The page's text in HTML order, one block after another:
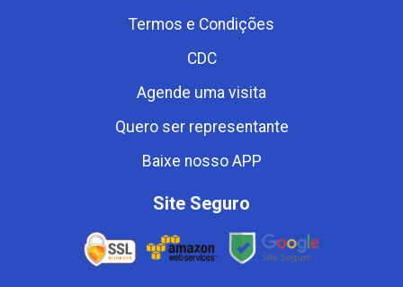
Termos e Condições
CDC
Agende uma visita
Quero ser representante
Baixe nosso APP
Site Seguro